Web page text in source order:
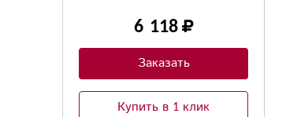
6 325
Заказать
Купить в 1 клик